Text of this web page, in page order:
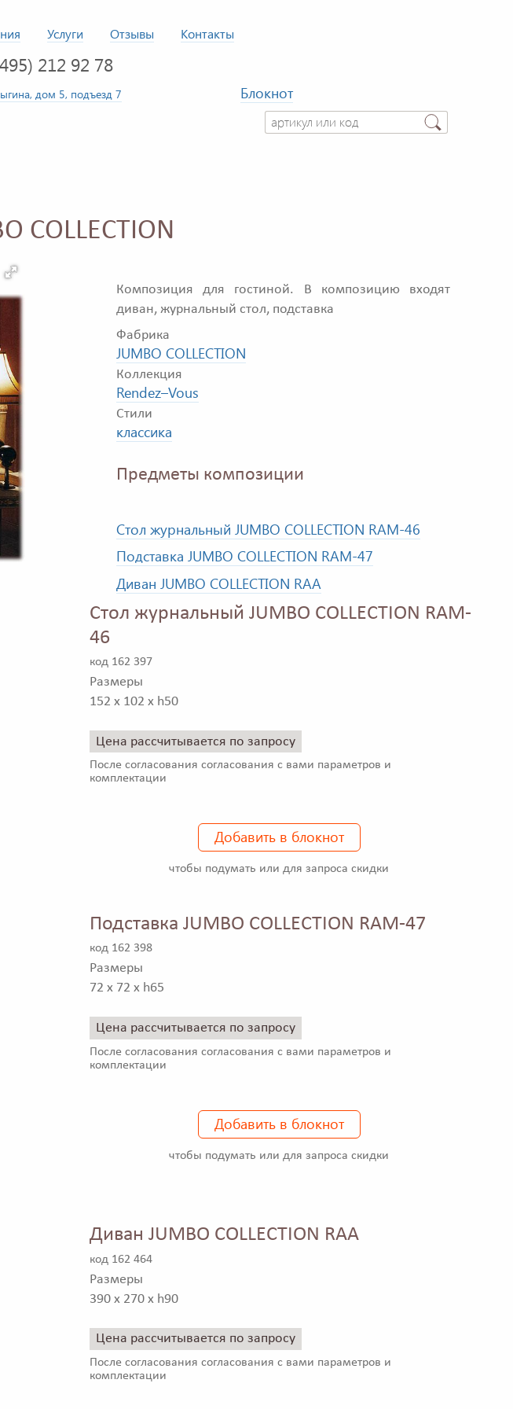
Услуги Отзывы Контакты
212 92 78
дом 5, подъезд 7
Блокнот
COLLECTION
Композиция для гостиной. В композицию входят
диван, журнальный стол, подставка
Фабрика
JUMBO COLLECTION
Коллекция
Rendez–Vous
Стили
классика
Предметы композиции
Стол журнальный JUMBO COLLECTION RAM-46
Подставка JUMBO COLLECTION RAM-47
Диван JUMBO COLLECTION RAA
Стол журнальный JUMBO COLLECTION RAM-
46
код 162 397
Размеры
152 x 102 x h50
Цена рассчитывается по запросу
После согласования согласования с вами параметров и
комплектации
Добавить в блокнот
чтобы подумать или для запроса скидки
Подставка JUMBO COLLECTION RAM-47
код 162 398
Размеры
72 x 72 x h65
Цена рассчитывается по запросу
После согласования согласования с вами параметров и
комплектации
Добавить в блокнот
чтобы подумать или для запроса скидки
Диван JUMBO COLLECTION RAA
код 162 464
Размеры
390 x 270 x h90
Цена рассчитывается по запросу
После согласования согласования с вами параметров и
комплектации